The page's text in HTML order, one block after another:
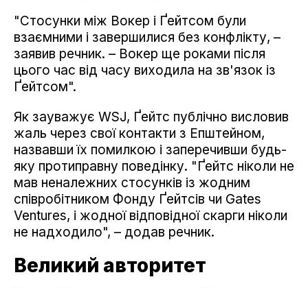
"Стосунки між Вокер і Ґейтсом були
взаємними і завершилися без конфлікту, –
заявив речник. – Вокер ще роками після
цього час від часу виходила на зв'язок із
Ґейтсом".
Як зауважує WSJ, Ґейтс публічно висловив
жаль через свої контакти з Епштейном,
назвавши їх помилкою і заперечивши будь-
яку протиправну поведінку. "Ґейтс ніколи не
мав неналежних стосунків із жодним
співробітником Фонду Ґейтсів чи Gates
Ventures, і жодної відповідної скарги ніколи
не надходило", – додав речник.
Великий авторитет